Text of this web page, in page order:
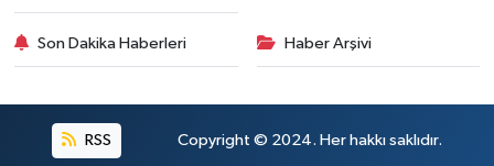
Son Dakika Haberleri Haber Arşivi
RSS Copyright © 2024. Her hakkı saklıdır.